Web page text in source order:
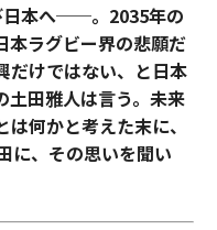
日本へ──。2035年の
本ラグビー界の悲願だ
だけではない、と日本
田雅人は言う。 未来
何かと考えた末に、
に、その思いを聞い